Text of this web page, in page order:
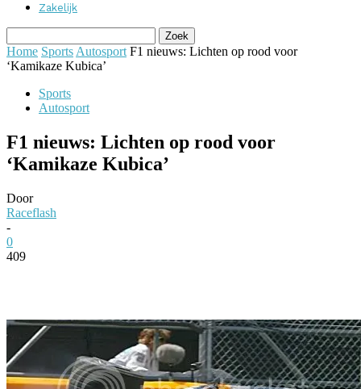
Zakelijk
Home Sports Autosport F1 nieuws: Lichten op rood voor
‘Kamikaze Kubica’
Sports
Autosport
F1 nieuws: Lichten op rood voor
‘Kamikaze Kubica’
Door
Raceflash
-
0
409